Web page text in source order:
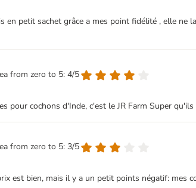
en petit sachet grâce a mes point fidélité , elle
from zero to 5: 4/5
pour cochons d'Inde, c'est le JR Farm Super
from zero to 5: 3/5
est bien, mais il y a un petit points négatif: mes